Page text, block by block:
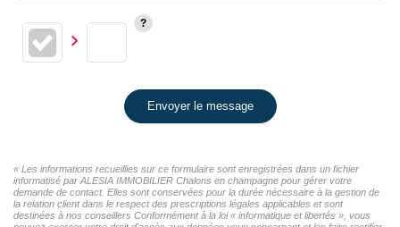
Envoyer le message
« Les informations recueillies sur ce formulaire sont enregistrées dans un fichier
informatisé par ALESIA IMMOBILIER Chalons en champagne pour gérer votre
demande de contact. Elles sont conservées pour la durée nécessaire à la gestion de
la relation client dans le respect des prescriptions légales applicables et sont
destinées à nos conseillers Conformément à la loi « informatique et libertés », vous